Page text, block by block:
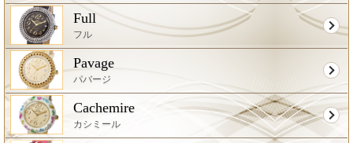
Full
フル
Pavage
パバージ
Cachemire
カシミール